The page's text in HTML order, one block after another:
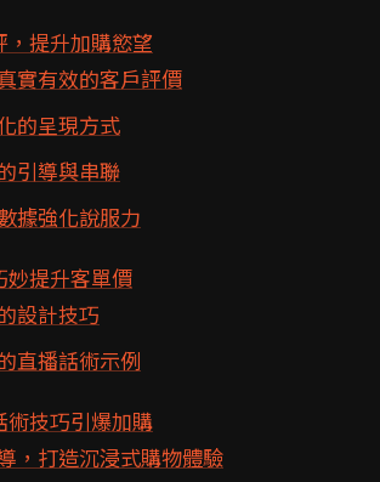
，提升加購慾望
實有效的客戶評價
的呈現方式
引導與串聯
據強化說服力
妙提升客單價
設計技巧
直播話術示例
術技巧引爆加購
，打造沉浸式購物體驗